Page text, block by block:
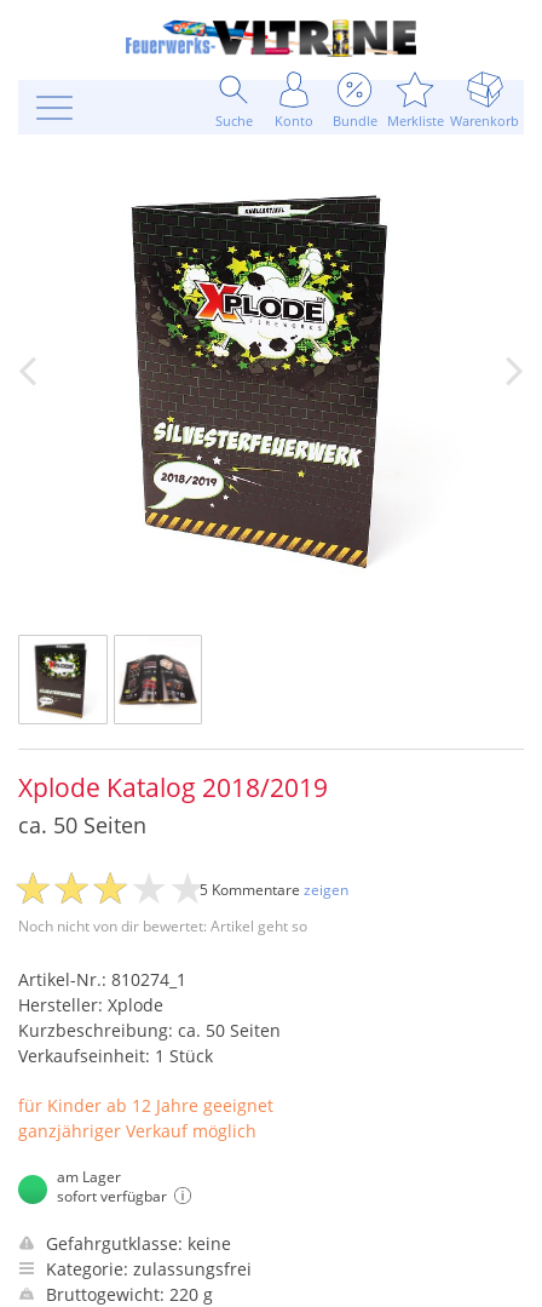
Suche Konto Bundle Merkliste Warenkorb
Xplode Katalog 2018/2019
ca. 50 Seiten
Noch nicht von dir bewertet: Artikel geht so
5 Kommentare zeigen
Artikel-Nr.: 810274_1
Hersteller: Xplode
Kurzbeschreibung: ca. 50 Seiten
Verkaufseinheit: 1 Stück
für Kinder ab 12 Jahre geeignet
ganzjähriger Verkauf möglich
am Lager
sofort verfügbar
Gefahrgutklasse: keine
Kategorie: zulassungsfrei
Bruttogewicht: 220 g